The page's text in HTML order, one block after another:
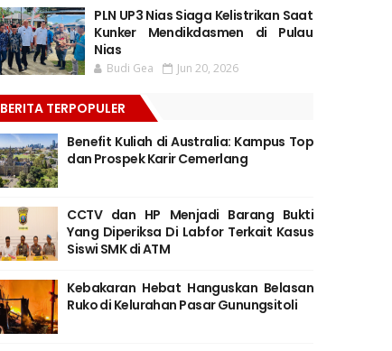
PLN UP3 Nias Siaga Kelistrikan Saat
Kunker Mendikdasmen di Pulau
Nias
Budi Gea Jun 20, 2026
BERITA TERPOPULER
Benefit Kuliah di Australia: Kampus Top
dan Prospek Karir Cemerlang
CCTV dan HP Menjadi Barang Bukti
Yang Diperiksa Di Labfor Terkait Kasus
Siswi SMK di ATM
Kebakaran Hebat Hanguskan Belasan
Ruko di Kelurahan Pasar Gunungsitoli